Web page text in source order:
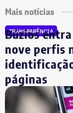
Mais notícias
TRANSPARÊNCIA
Búzios
nove perfis
páginas